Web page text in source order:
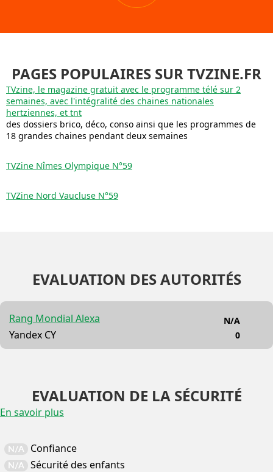
PAGES POPULAIRES SUR TVZINE.FR
TVzine, le magazine gratuit avec le programme télé sur 2
semaines, avec l'intégralité des chaines nationales
hertziennes, et tnt
des dossiers brico, déco, conso ainsi que les programmes de
18 grandes chaines pendant deux semaines
TVZine Nîmes Olympique N°59
TVZine Nord Vaucluse N°59
EVALUATION DES AUTORITÉS
Rang Mondial Alexa
Yandex CY
N/A
0
EVALUATION DE LA SÉCURITÉ
En savoir plus
N/A Confiance
N/A Sécurité des enfants